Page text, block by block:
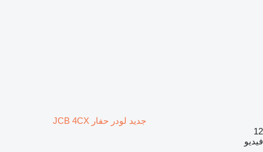
جديد لودر حفار JCB 4CX
12
فيديو